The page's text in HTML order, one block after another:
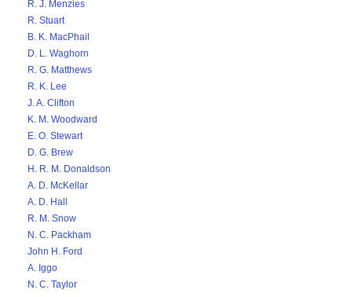
R. J. Menzies
R. Stuart
B. K. MacPhail
D. L. Waghorn
R. G. Matthews
R. K. Lee
J. A. Clifton
K. M. Woodward
E. O. Stewart
D. G. Brew
H. R. M. Donaldson
A. D. McKellar
A. D. Hall
R. M. Snow
N. C. Packham
John H. Ford
A. Iggo
N. C. Taylor